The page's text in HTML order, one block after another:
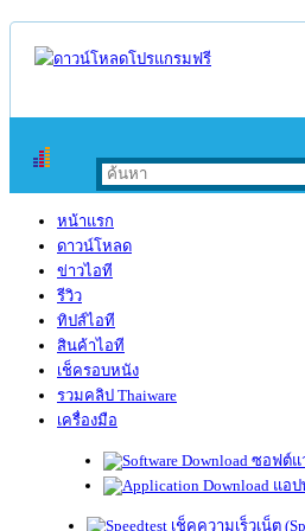
หน้าแรก
ดาวน์โหลด
ข่าวไอที
รีวิว
ทิปส์ไอที
สินค้าไอที
เช็ครอบหนัง
รวมคลิป Thaiware
เครื่องมือ
ซอฟต์แ
แอ
เช็คความเร็วเน็ต